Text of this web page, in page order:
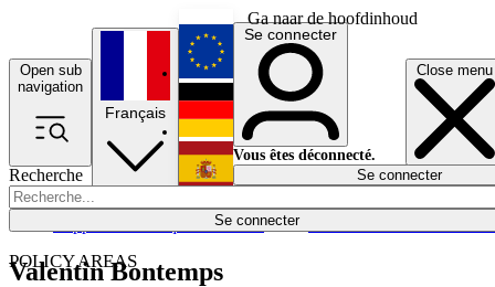
Ga naar de hoofdinhoud
Open sub
navigation
Close menu
Recherche
Se connecter
POLICY AREAS
Économie
Français
English
Deutsch
Español
Se connecter
Vous êtes déconnecté.
Se connecter
Valentin Bontemps